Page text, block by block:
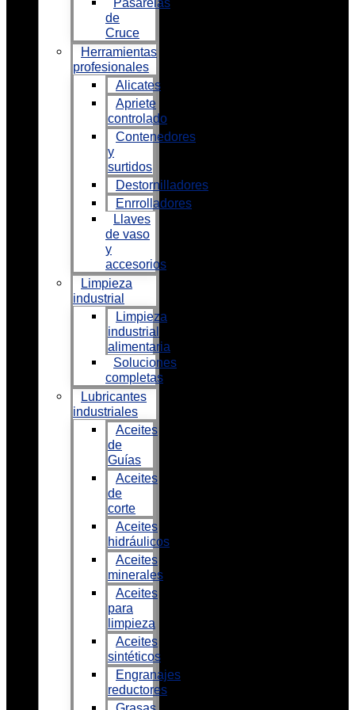
Pasarelas
de
Cruce
Herramientas
profesionales
Alicates
Apriete
controlado
Contenedores
y
surtidos
Destornilladores
Enrrolladores
Llaves
de vaso
y
accesorios
Limpieza
industrial
Limpieza
industrial
alimentaria
Soluciones
completas
Lubricantes
industriales
Aceites
de
Guías
Aceites
de
corte
Aceites
hidráulicos
Aceites
minerales
Aceites
para
limpieza
Aceites
sintéticos
Engranajes
reductores